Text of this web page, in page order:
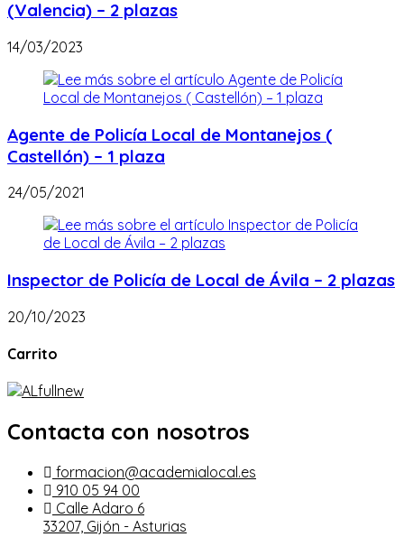
(Valencia) – 2 plazas
14/03/2023
Agente de Policía Local de Montanejos (
Castellón) – 1 plaza
24/05/2021
Inspector de Policía de Local de Ávila – 2 plazas
20/10/2023
Carrito
Contacta con nosotros
formacion@academialocal.es
910 05 94 00
Calle Adaro 6
33207, Gijón - Asturias